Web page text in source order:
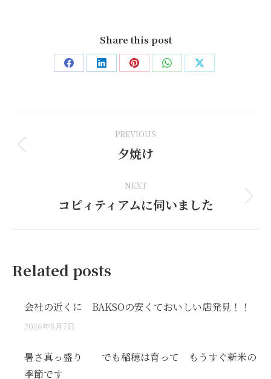
Share this post
Share Share Share Share Share
navigation
PREVIOUS
Previous
夕焼け
NEXT
Next
コピィティアムに伺いました
Related posts
会社の近くに BAKSOの安くておいしい店発見！！
2026年8月7日
暑さ真っ盛り でも稲穂は育って もうすぐ新米の
季節です